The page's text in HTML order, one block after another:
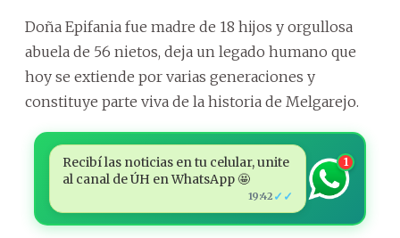
Doña Epifania fue madre de 18 hijos y orgullosa
abuela de 56 nietos, deja un legado humano que
hoy se extiende por varias generaciones y
constituye parte viva de la historia de Melgarejo.
Recibí las noticias en tu celular, unite
al canal de ÚH en WhatsApp 🤩
19:42 ✓✓
1